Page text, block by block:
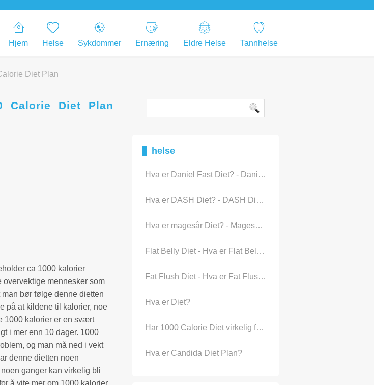
Hjem Helse Sykdommer Ernæring Eldre Helse Tannhelse
Diet Plan
Calorie Diet Plan
ca 1000 kalorier
mennesker som
bør følge denne dietten
på at kildene til kalorier, noe
1000 kalorier er en svært
i mer enn 10 dager. 1000
og man må ned i vekt
denne dietten noen
ganger kan virkelig bli
å vite mer om 1000 kalorier
helse
Hva er Daniel Fast Diet? - Daniel Fast Diet Plan
Hva er DASH Diet? - DASH Diet Plan
Hva er magesår Diet? - Magesår Diet Plan
Flat Belly Diet - Hva er Flat Belly Diet, er Flat Belly Diet Plan
Fat Flush Diet - Hva er Fat Flush Diet Plan
Hva er Diet?
Har 1000 Calorie Diet virkelig fungerer?
Hva er Candida Diet Plan?